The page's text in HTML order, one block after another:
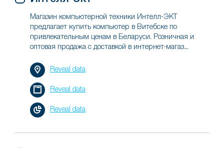
Магазин компьютерной техники Интелл-ЭКТ
предлагает купить компьютер в Витебске по
привлекательным ценам в Беларуси. Розничная и
оптовая продажа с доставкой в интернет-магаз...
Reveal data
Reveal data
Reveal data